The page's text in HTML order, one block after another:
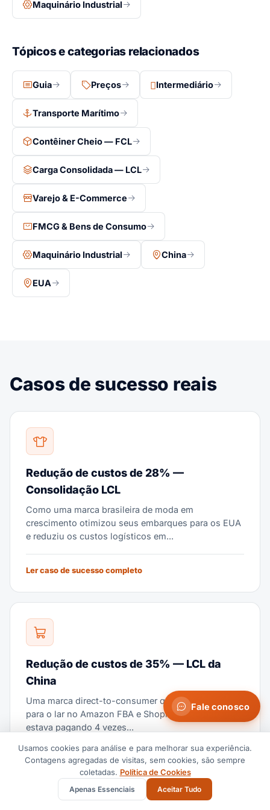
Maquinário Industrial
Tópicos e categorias relacionados
Guia Preços Intermediário
Transporte Marítimo
Contêiner Cheio — FCL
Carga Consolidada — LCL
Varejo & E-Commerce
FMCG & Bens de Consumo
Maquinário Industrial China
EUA
Casos de sucesso reais
Redução de custos de 28% —
Consolidação LCL
Como uma marca brasileira de moda em
crescimento otimizou seus embarques para os EUA
e reduziu os custos logísticos em...
Ler caso de sucesso completo
Redução de custos de 35% — LCL da
China
Uma marca direct-to-consumer que vende produtos
para o lar no Amazon FBA e Shopify descobriu que
estava pagando 4 vezes...
Ler caso de sucesso completo
Fale conosco
Usamos cookies para análise e para melhorar sua experiência.
Contagens agregadas de visitas, sem cookies, são sempre
coletadas. Política de Cookies
Apenas Essenciais Aceitar Tudo